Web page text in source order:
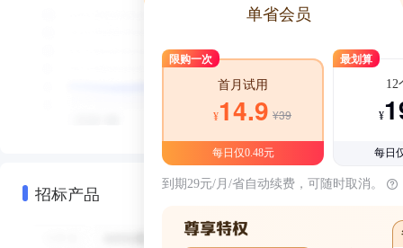
招标产品
单省会员
限购一次
首月试用
¥14.9 ¥39
每日仅0.48元
最划算
12
¥
每日
到期29元/月/省自动续费，可随时取消。